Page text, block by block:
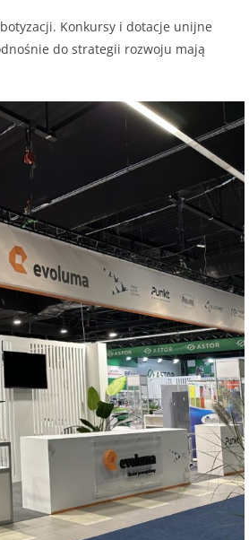
Konkursy i dotacje unijne
do strategii rozwoju mają